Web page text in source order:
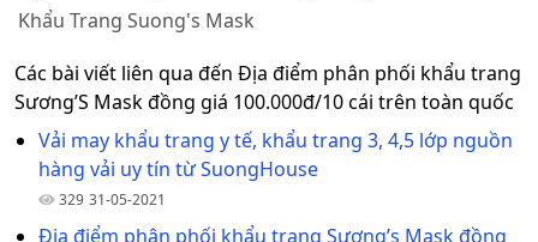
Khẩu Trang Suong's Mask
Các bài viết liên qua đến Địa điểm phân phối khẩu trang
Sương’S Mask đồng giá 100.000đ/10 cái trên toàn quốc
Vải may khẩu trang y tế, khẩu trang 3, 4,5 lớp nguồn
hàng vải uy tín từ SuongHouse
329 31-05-2021
Địa điểm phân phối khẩu trang Sương’s Mask đồng